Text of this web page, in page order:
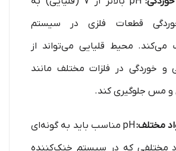
قطعات فلزی در سیستم
محیط قلیایی می‌تواند از
و خوردگی در فلزات مختلف مانند
و مس جلوگیری کند.
pH مناسب باید به گونه‌ای
مختلفی که در سیستم خنک‌کننده